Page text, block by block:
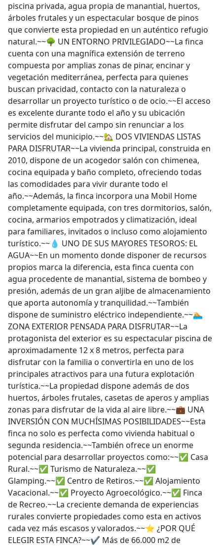
piscina privada, agua propia de manantial, huertos,
árboles frutales y un espectacular bosque de pinos
que convierte esta propiedad en un auténtico refugio
natural.~~🌳 UN ENTORNO PRIVILEGIADO~~La finca
cuenta con una magnífica extensión de terreno
compuesta por amplias zonas de pinar, encinar y
vegetación mediterránea, perfecta para quienes
buscan privacidad, contacto con la naturaleza o
desarrollar un proyecto turístico o de ocio.~~El acceso
es excelente durante todo el año y su ubicación
permite disfrutar del campo sin renunciar a los
servicios del municipio.~~🏡 DOS VIVIENDAS LISTAS
PARA DISFRUTAR~~La vivienda principal, construida en
2010, dispone de un acogedor salón con chimenea,
cocina equipada y baño completo, ofreciendo todas
las comodidades para vivir durante todo el
año.~~Además, la finca incorpora una Mobil Home
completamente equipada, con tres dormitorios, salón,
cocina, armarios empotrados y climatización, ideal
para familiares, invitados o incluso como alojamiento
turístico.~~💧 UNO DE SUS MAYORES TESOROS: EL
AGUA~~En un momento donde disponer de recursos
propios marca la diferencia, esta finca cuenta con
agua procedente de manantial, sistema de bombeo y
presión, además de un gran aljibe de almacenamiento
que aporta autonomía y tranquilidad.~~También
dispone de suministro eléctrico independiente.~~🏊
ZONA EXTERIOR PENSADA PARA DISFRUTAR~~La
protagonista del exterior es su espectacular piscina de
aproximadamente 12 x 8 metros, perfecta para
disfrutar con la familia o convertirla en uno de los
principales atractivos para una futura explotación
turística.~~La propiedad dispone además de dos
huertos, árboles frutales, casetas de aperos y amplias
zonas para disfrutar de la vida al aire libre.~~💼 UNA
INVERSIÓN CON MUCHÍSIMAS POSIBILIDADES~~Esta
finca no solo es perfecta como vivienda habitual o
segunda residencia.~~También ofrece un enorme
potencial para desarrollar proyectos como:~~✅ Casa
Rural.~~✅ Turismo de Naturaleza.~~✅
Glamping.~~✅ Centro de Retiros.~~✅ Alojamiento
Vacacional.~~✅ Proyecto Agroecológico.~~✅ Finca
de Recreo.~~La creciente demanda de experiencias
rurales convierte propiedades como esta en activos
cada vez más escasos y valorados.~~⭐ ¿POR QUÉ
ELEGIR ESTA FINCA?~~✔ Más de 66.000 m2 de